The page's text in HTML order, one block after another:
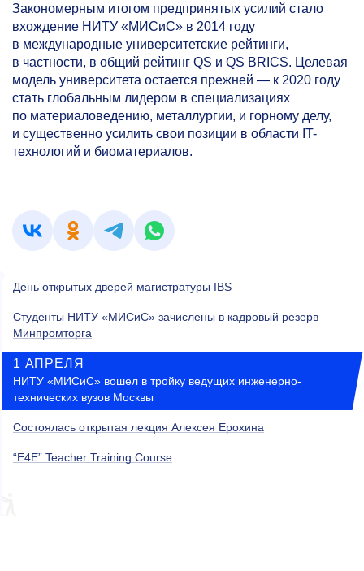
Закономерным итогом предпринятых усилий стало
вхождение НИТУ «МИСиС» в 2014 году
в международные университетские рейтинги,
в частности, в общий рейтинг QS и QS BRICS. Целевая
модель университета остается прежней — к 2020 году
стать глобальным лидером в специализациях
по материаловедению, металлургии, и горному делу,
и существенно усилить свои позиции в области IT-
технологий и биоматериалов.
День открытых дверей магистратуры IBS
Студенты НИТУ «МИСиС» зачислены в кадровый резерв
Минпромторга
1 АПРЕЛЯ
НИТУ «МИСиС» вошел в тройку ведущих инженерно-
технических вузов Москвы
Состоялась открытая лекция Алексея Ерохина
“E4E” Teacher Training Course